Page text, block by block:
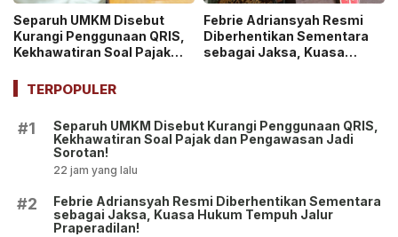
Separuh UMKM Disebut
Kurangi Penggunaan QRIS,
Kekhawatiran Soal Pajak
Sorotan!
Febrie Adriansyah Resmi
Diberhentikan Sementara
sebagai Jaksa, Kuasa
TERPOPULER
#1
Separuh UMKM Disebut Kurangi Penggunaan QRIS,
Kekhawatiran Soal Pajak dan Pengawasan Jadi
Sorotan!
22 jam yang lalu
#2
Febrie Adriansyah Resmi Diberhentikan Sementara
sebagai Jaksa, Kuasa Hukum Tempuh Jalur
Praperadilan!